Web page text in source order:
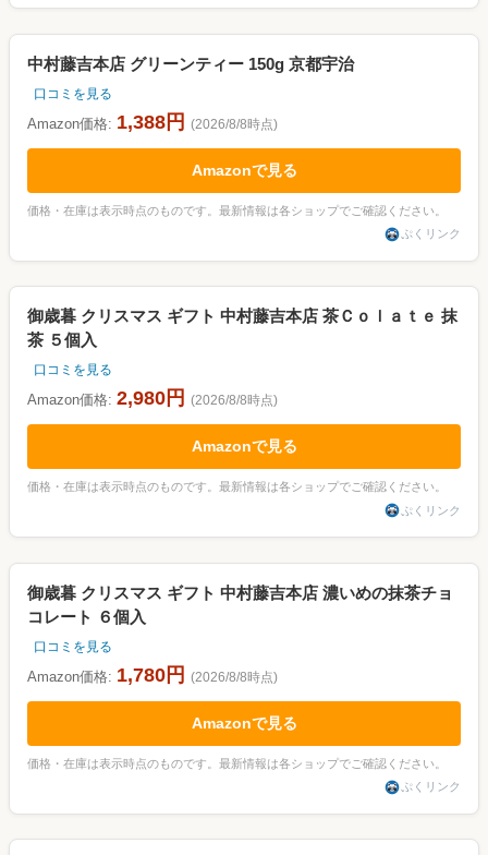
中村藤吉本店 グリーンティー 150g 京都宇治
口コミを見る
Amazon価格: 1,388円 (2026/8/8時点)
Amazonで見る
価格・在庫は表示時点のものです。最新情報は各ショップでご確認ください。
ぷくリンク
御歳暮 クリスマス ギフト 中村藤吉本店 茶Ｃｏｌａｔｅ 抹
茶 ５個入
口コミを見る
Amazon価格: 2,980円 (2026/8/8時点)
Amazonで見る
価格・在庫は表示時点のものです。最新情報は各ショップでご確認ください。
ぷくリンク
御歳暮 クリスマス ギフト 中村藤吉本店 濃いめの抹茶チョ
コレート ６個入
口コミを見る
Amazon価格: 1,780円 (2026/8/8時点)
Amazonで見る
価格・在庫は表示時点のものです。最新情報は各ショップでご確認ください。
ぷくリンク